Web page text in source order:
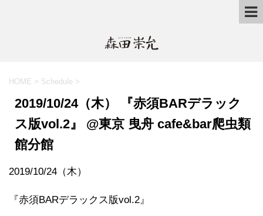
HOME > Schedule >
2019/10/24（木） 『赤須BARデラック
ス版vol.2』 @東京 曳舟 cafe&bar爬虫類
館分館
2019/10/24（木）
『赤須BARデラックス版vol.2』